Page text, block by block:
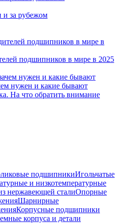
и за рубежом
подшипников в мире в 2025
нужен и какие бывают
На что обратить внимание
подшипникиИгольчатые
и низкотемпературные
нержавеющей сталиОпорные
Шарнирные
Корпусные подшипники
корпуса и детали